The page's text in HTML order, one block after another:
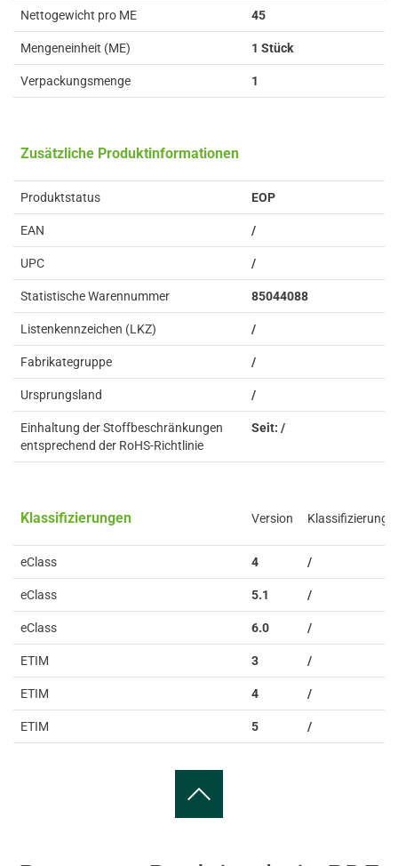
Nettogewicht pro ME 45
Mengeneinheit (ME) 1 Stück
Verpackungsmenge 1
Zusätzliche Produktinformationen
Produktstatus EOP
EAN /
UPC /
Statistische Warennummer 85044088
Listenkennzeichen (LKZ) /
Fabrikategruppe /
Ursprungsland /
Einhaltung der Stoffbeschränkungen
entsprechend der RoHS-Richtlinie
Seit: /
Klassifizierungen Version Klassifizierung
eClass 4 /
eClass 5.1 /
eClass 6.0 /
ETIM 3 /
ETIM 4 /
ETIM 5 /